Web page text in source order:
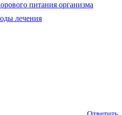
питания организма
лечения